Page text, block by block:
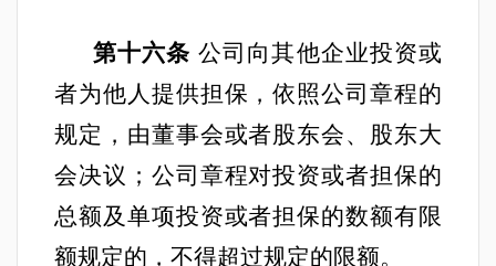
第十六条 公司向其他企业投资或
者为他人提供担保，依照公司章程的
规定，由董事会或者股东会、股东大
会决议；公司章程对投资或者担保的
总额及单项投资或者担保的数额有限
额规定的，不得超过规定的限额。